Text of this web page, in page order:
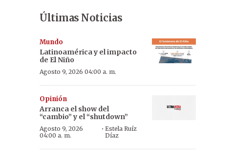
Últimas Noticias
Mundo
Latinoamérica y el impacto
de El Niño
Agosto 9, 2026 04:00 a. m.
Opinión
Arranca el show del
“cambio” y el “shutdown”
Agosto 9, 2026
04:00 a. m.
·Estela Ruíz
Díaz